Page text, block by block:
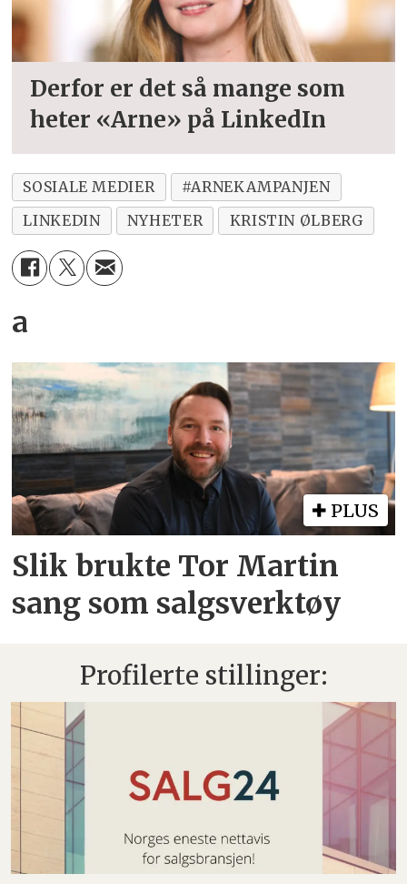
Derfor er det så mange som
heter «Arne» på LinkedIn
SOSIALE MEDIER
#ARNEKAMPANJEN
LINKEDIN
NYHETER KRISTIN ØLBERG
a
PLUS
Slik brukte Tor Martin
sang som salgsverktøy
Profilerte stillinger: